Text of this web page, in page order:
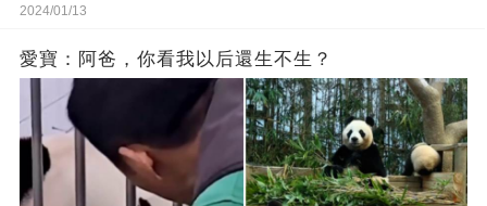
2024/01/13
愛寶：阿爸，你看我以后還生不生？